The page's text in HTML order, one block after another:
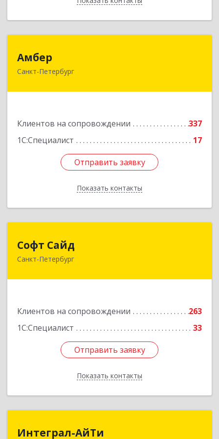
Назад
Амбер
Санкт-Петербург
Клиентов на сопровождении
337
1С:Специалист
17
Отправить заявку
Показать контакты
191119, Санкт-Петербург г, Правды ул, дом №
Отправить заявку
Назад
Софт Сайд
Санкт-Петербург
Клиентов на сопровождении
263
1С:Специалист
33
Отправить заявку
Показать контакты
190020, Санкт-Петербург г, Рижский пр, дом №
Отправить заявку
Назад
Интеграл-АйТи